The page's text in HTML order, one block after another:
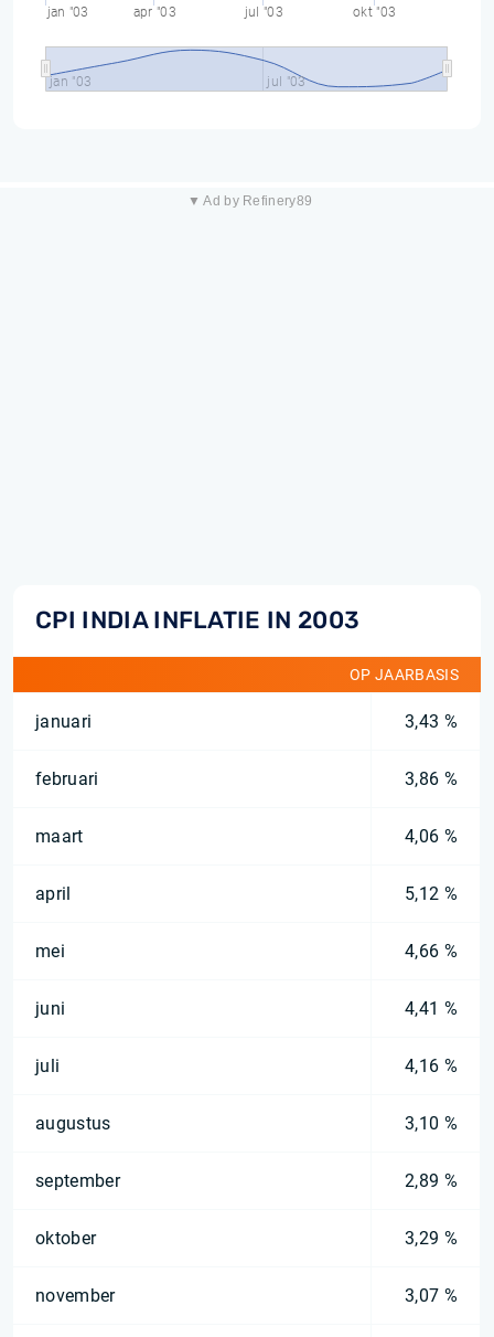
jan "03 apr "03 jul "03 okt "03
jan "03 jul "03
▼ Ad by Refinery89
CPI INDIA INFLATIE IN 2003
OP JAARBASIS
januari 3,43 %
februari 3,86 %
maart 4,06 %
april 5,12 %
mei 4,66 %
juni 4,41 %
juli 4,16 %
augustus 3,10 %
september 2,89 %
oktober 3,29 %
november 3,07 %